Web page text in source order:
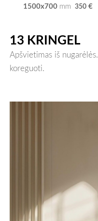
1500x700 mm 350 €
13 KRINGEL
Apšvietimas iš nugarėlės.
koreguoti.